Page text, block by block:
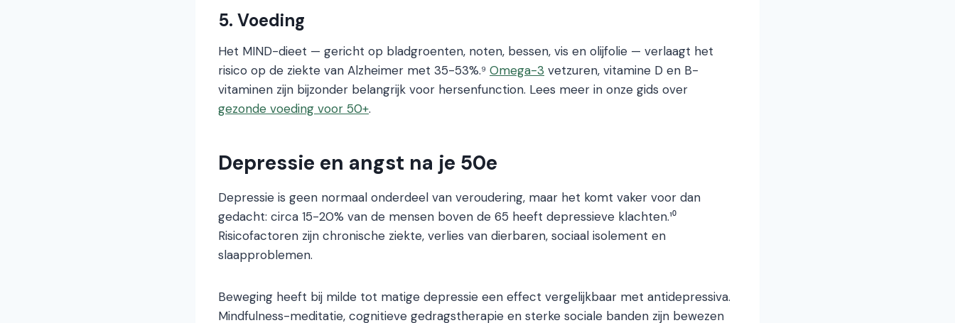
5. Voeding
Het MIND-dieet — gericht op bladgroenten, noten, bessen, vis en olijfolie — verlaagt het
risico op de ziekte van Alzheimer met 35-53%.⁹ Omega-3 vetzuren, vitamine D en B-
vitaminen zijn bijzonder belangrijk voor hersenfunction. Lees meer in onze gids over
gezonde voeding voor 50+.
Depressie en angst na je 50e
Depressie is geen normaal onderdeel van veroudering, maar het komt vaker voor dan
gedacht: circa 15-20% van de mensen boven de 65 heeft depressieve klachten.¹⁰
Risicofactoren zijn chronische ziekte, verlies van dierbaren, sociaal isolement en
slaapproblemen.
Beweging heeft bij milde tot matige depressie een effect vergelijkbaar met antidepressiva.
Mindfulness-meditatie, cognitieve gedragstherapie en sterke sociale banden zijn bewezen